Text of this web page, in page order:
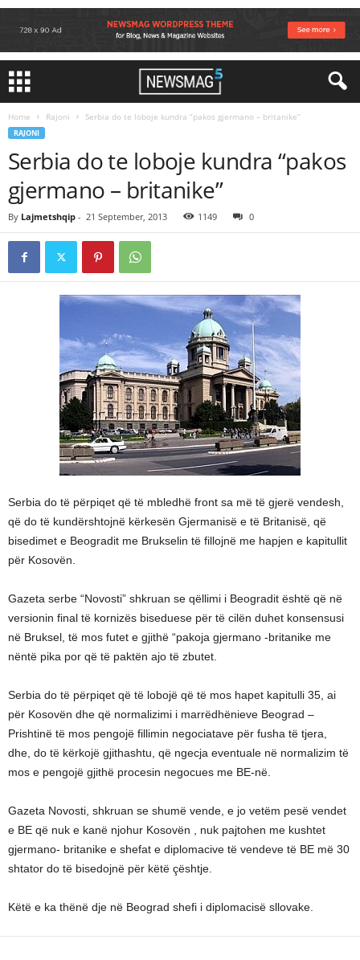
Home Rajoni Serbia do te loboje kundra “pakos gjermano – britanike”
RAJONI
Serbia do te loboje kundra “pakos
gjermano – britanike”
By Lajmetshqip - 21 September, 2013 1149 0
Serbia do të përpiqet që të mbledhë front sa më të gjerë vendesh,
që do të kundërshtojnë kërkesën Gjermanisë e të Britanisë, që
bisedimet e Beogradit me Brukselin të fillojnë me hapjen e kapitullit
për Kosovën.
Gazeta serbe “Novosti” shkruan se qëllimi i Beogradit është që në
versionin final të kornizës biseduese për të cilën duhet konsensusi
në Bruksel, të mos futet e gjithë “pakoja gjermano -britanike me
nëntë pika por që të paktën ajo të zbutet.
Serbia do të përpiqet që të lobojë që të mos hapet kapitulli 35, ai
për Kosovën dhe që normalizimi i marrëdhënieve Beograd –
Prishtinë të mos pengojë fillimin negociatave për fusha të tjera,
dhe, do të kërkojë gjithashtu, që ngecja eventuale në normalizim të
mos e pengojë gjithë procesin negocues me BE-në.
Gazeta Novosti, shkruan se shumë vende, e jo vetëm pesë vendet
e BE që nuk e kanë njohur Kosovën , nuk pajtohen me kushtet
gjermano- britanike e shefat e diplomacive të vendeve të BE më 30
shtator do të bisedojnë për këtë çështje.
Këtë e ka thënë dje në Beograd shefi i diplomacisë sllovake.